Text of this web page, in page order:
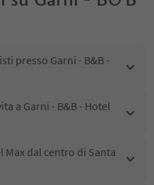
presso Garni - B&B -
a Garni - B&B - Hotel
Max dal centro di Santa